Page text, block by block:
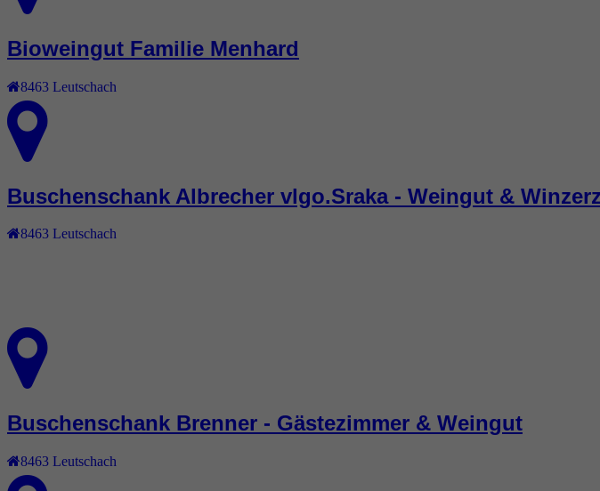
Bioweingut Familie Menhard
8463 Leutschach
Buschenschank Albrecher vlgo.Sraka - Weingut &
8463 Leutschach
Buschenschank Brenner - Gästezimmer & Weingut
8463 Leutschach